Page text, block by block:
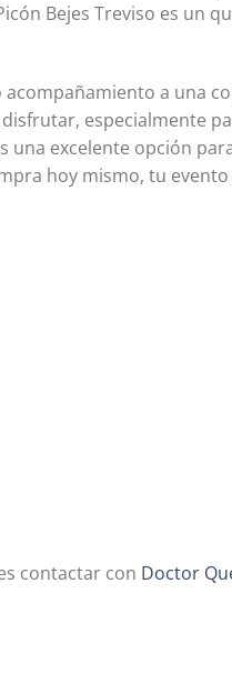
Bejes Treviso es un
a una
especialmente
excelente opción
hoy mismo, tu
contactar con Doctor